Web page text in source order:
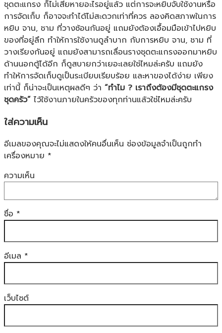
ชุดตะแกรง ก็ไม่เสียหายอะไรอยู่แล้ว แต่การจะหยิบจับใช้งานหรือ
การจัดเก็บ ก็อาจจะทำได้ไม่สะดวกเท่าที่ควร ลองคิดสภาพในการ
หยิบ จาน, ชาม ที่วางซ้อนกันอยู่ แถมยังต้องเอื้อมมือเข้าไปหยิบ
ของที่อยู่ลึก ทำให้การใช้งานดูลำบาก กับการหยิบ จาน, ชาม ที่
วางเรียงกันอยู่ แถมยังสามารถเลื่อนรางชุดตะแกรงออกมาหยิบ
ด้านนอกตู้ได้อีก ก็ดูสบายกว่าเยอะเลยใช่ไหมล่ะครับ แถมยัง
ทำให้การจัดเก็บดูเป็นระเบียบเรียบร้อย และหาของได้ง่าย เพียง
เท่านี้ ก็น่าจะเป็นเหตุผลดีๆ ว่า “ทำไม ? เราถึงต้องมีชุดตะแกรง
ชุดครัว” ไว้ใช้งานภายในครัวของทุกท่านแล้วใช่ไหมล่ะครับ
ใส่ความเห็น
อีเมลของคุณจะไม่แสดงให้คนอื่นเห็น ช่องข้อมูลจำเป็นถูกทำ
เครื่องหมาย *
ความเห็น
ชื่อ *
อีเมล *
เว็บไซต์